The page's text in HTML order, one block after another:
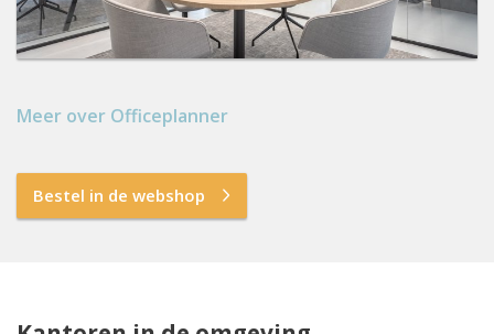
Meer over Officeplanner
Bestel in de webshop